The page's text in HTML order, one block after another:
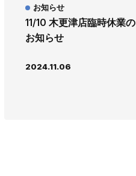
11/10 木更津店臨時休業の
お知らせ
お知らせ
2024.11.06